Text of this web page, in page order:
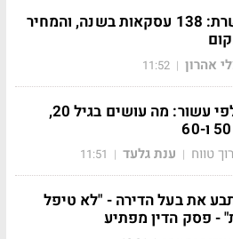
קריית שרת: 138 עסקאות בשנה, והמחיר
אהרון |
11:52
פנסיה לפי עשור: מה עושים בגיל 20,
טווח | ענת גלעד |
11:51
את בעל הדירה - "לא טיפל
- פסק הדין מפתיע